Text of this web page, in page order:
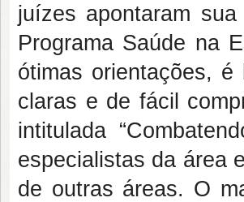
juízes apontaram
Programa Saúde na
ótimas orientações,
claras e de fácil
intitulada
especialistas da área
de outras áreas. O